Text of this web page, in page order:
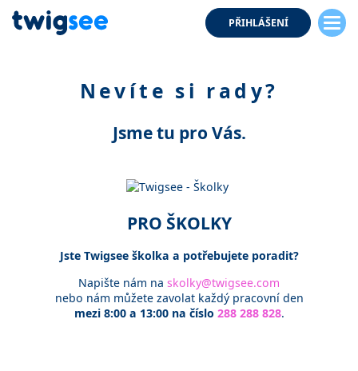
PŘIHLÁŠENÍ
Nevíte si rady?
Jsme tu pro Vás.
PRO ŠKOLKY
Jste Twigsee školka a potřebujete poradit?
Napište nám na skolky@twigsee.com
nebo nám můžete zavolat každý pracovní den
mezi 8:00 a 13:00 na číslo 288 288 828.